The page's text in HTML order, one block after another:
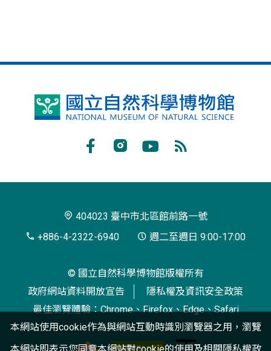
國
博
閱
404023 臺中市北區館前路一號
+886-4-2322-6940
週二至週日 9:00-17:00
© 國立自然科學博物館版權所有
政府網站資料開放宣告
隱私權及資訊安全政策
最佳瀏覽體驗：Chrome、Firefox、Edge、Safari
本網站使用cookie作為與網站互動時識別瀏覽器之用，瀏覽